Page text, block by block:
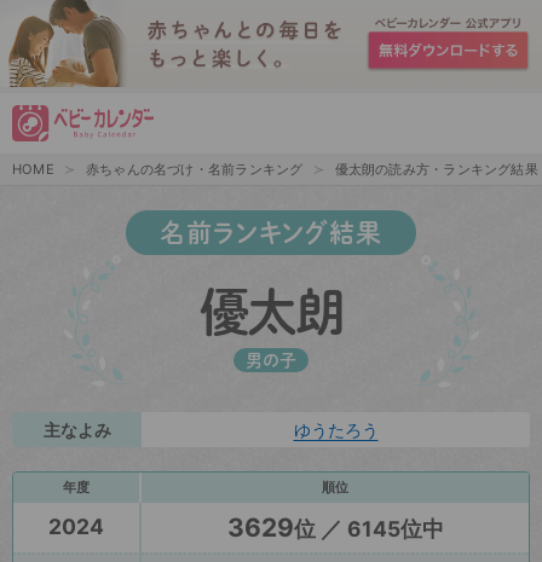
HOME 赤ちゃんの名づけ・名前ランキング 優太朗の読み方・ランキング結果
名前ランキング結果
優太朗
男の子
主なよみ ゆうたろう
年度 順位
2024 3629位 ／ 6145位中